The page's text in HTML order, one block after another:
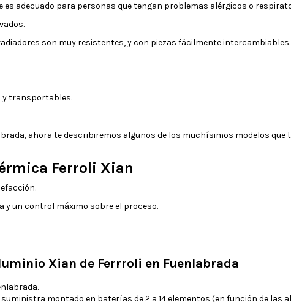
adecuado para personas que tengan problemas alérgicos o
son muy resistentes, y con piezas fácilmente intercambiables.
y transportables.
ahora te describiremos algunos de los muchísimos modelos que
Ferroli Xian
y un control máximo sobre el proceso.
Xian de Ferrroli en Fuenlabrada
montado en baterías de 2 a 14 elementos (en función de las